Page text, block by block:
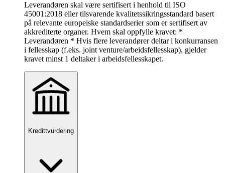
Leverandøren skal være sertifisert i henhold til ISO
45001:2018 eller tilsvarende kvalitetssikringsstandard basert
på relevante europeiske standardserier som er sertifisert av
akkrediterte organer. Hvem skal oppfylle kravet: *
Leverandøren * Hvis flere leverandører deltar i konkurransen
i fellesskap (f.eks. joint venture/arbeidsfellesskap), gjelder
kravet minst 1 deltaker i arbeidsfellesskapet.
Kredittvurdering